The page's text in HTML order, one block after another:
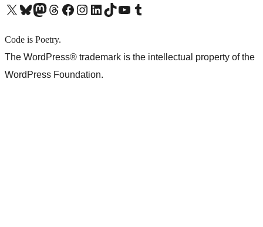
X (旧 Twitter) アカウントへBluesky アカウントへMastodon アカウントへThreads アカウントへ Facebook ページへInstagram アカウントへ LinkedIn アカウントへTikTok アカウントへYouTube チャンネルへ Tumblr アカウントへ
Code is Poetry.
The WordPress® trademark is the intellectual property of the
WordPress Foundation.